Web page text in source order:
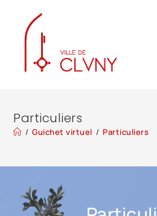
Particuliers
/ Guichet virtuel / Particuliers